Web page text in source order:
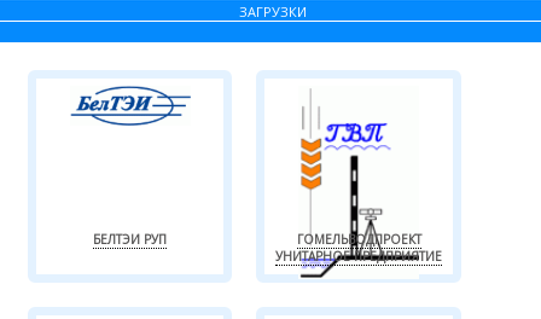
ЗАГРУЗКИ
БЕЛТЭИ РУП
ГОМЕЛЬВОДПРОЕКТ
УНИТАРНОЕ ПРЕДПРИЯТИЕ